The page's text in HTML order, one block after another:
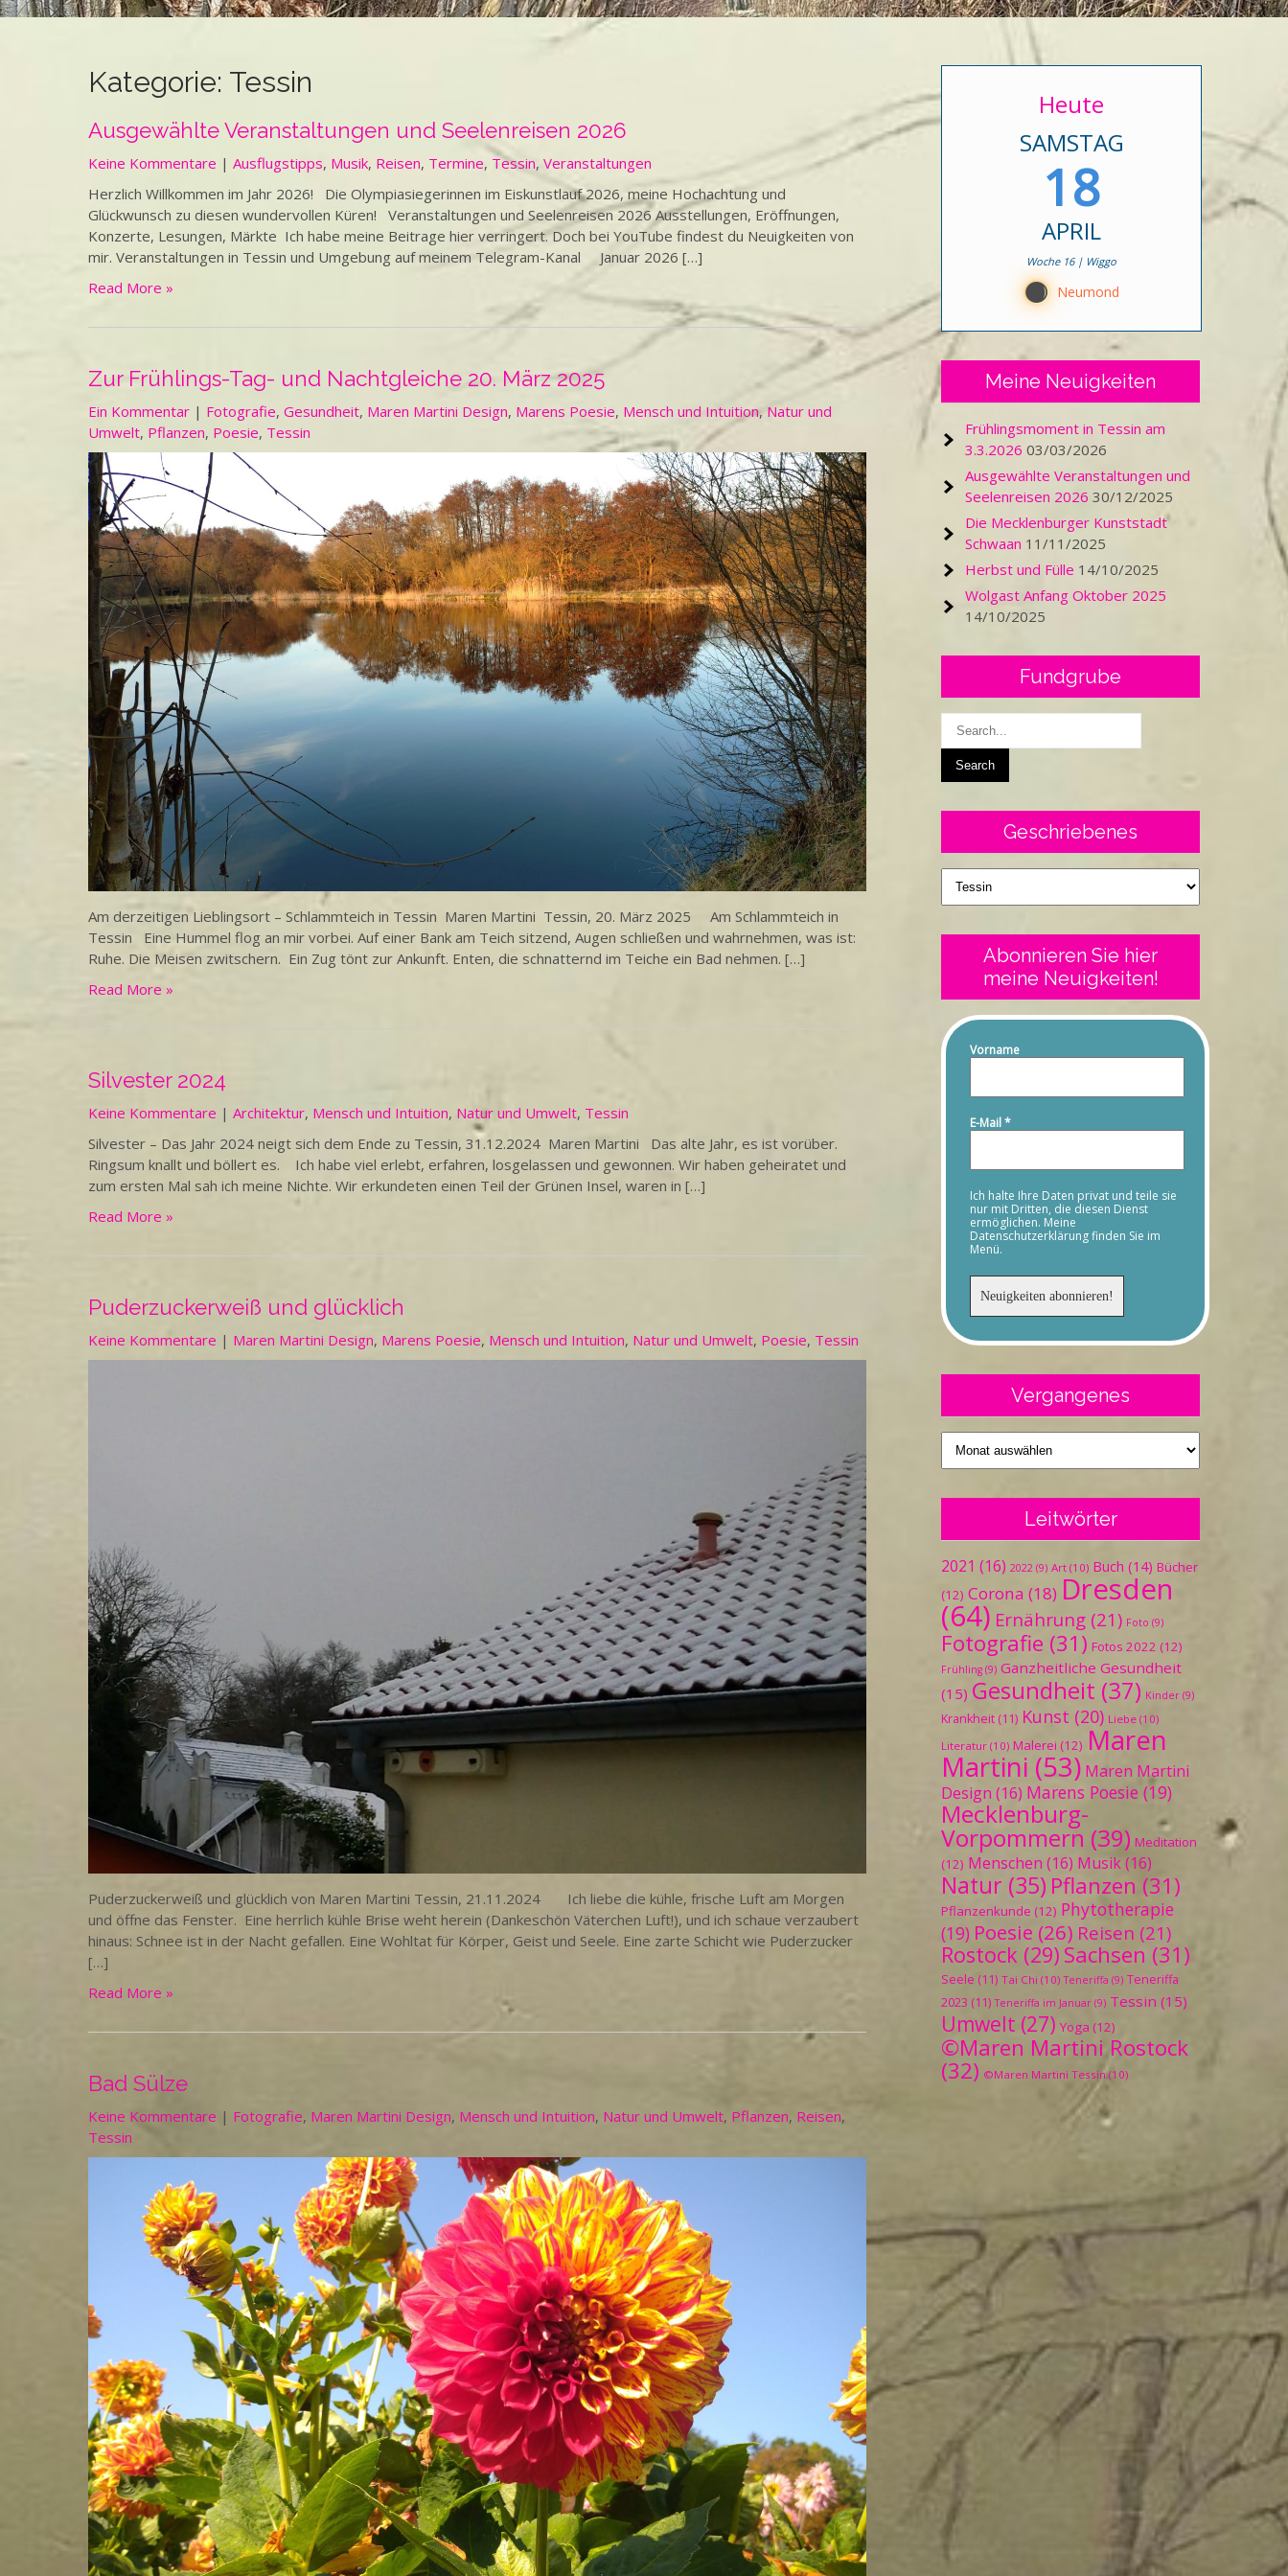
Kategorie: Tessin
Ausgewählte Veranstaltungen und Seelenreisen 2026
Keine Kommentare | Ausflugstipps, Musik, Reisen, Termine, Tessin, Veranstaltungen
Herzlich Willkommen im Jahr 2026! Die Olympiasiegerinnen im Eiskunstlauf 2026, meine Hochachtung und
Glückwunsch zu diesen wundervollen Küren! Veranstaltungen und Seelenreisen 2026 Ausstellungen, Eröffnungen,
Konzerte, Lesungen, Märkte Ich habe meine Beitrage hier verringert. Doch bei YouTube findest du Neuigkeiten von
mir. Veranstaltungen in Tessin und Umgebung auf meinem Telegram-Kanal Januar 2026 […]
Read More »
Zur Frühlings-Tag- und Nachtgleiche 20. März 2025
Ein Kommentar | Fotografie, Gesundheit, Maren Martini Design, Marens Poesie, Mensch und Intuition, Natur und
Umwelt, Pflanzen, Poesie, Tessin
Am derzeitigen Lieblingsort – Schlammteich in Tessin Maren Martini Tessin, 20. März 2025 Am Schlammteich in
Tessin Eine Hummel flog an mir vorbei. Auf einer Bank am Teich sitzend, Augen schließen und wahrnehmen, was ist:
Ruhe. Die Meisen zwitschern. Ein Zug tönt zur Ankunft. Enten, die schnatternd im Teiche ein Bad nehmen. […]
Read More »
Silvester 2024
Keine Kommentare | Architektur, Mensch und Intuition, Natur und Umwelt, Tessin
Silvester – Das Jahr 2024 neigt sich dem Ende zu Tessin, 31.12.2024 Maren Martini Das alte Jahr, es ist vorüber.
Ringsum knallt und böllert es. Ich habe viel erlebt, erfahren, losgelassen und gewonnen. Wir haben geheiratet und
zum ersten Mal sah ich meine Nichte. Wir erkundeten einen Teil der Grünen Insel, waren in […]
Read More »
Puderzuckerweiß und glücklich
Keine Kommentare | Maren Martini Design, Marens Poesie, Mensch und Intuition, Natur und Umwelt, Poesie, Tessin
Puderzuckerweiß und glücklich von Maren Martini Tessin, 21.11.2024 Ich liebe die kühle, frische Luft am Morgen
und öffne das Fenster. Eine herrlich kühle Brise weht herein (Dankeschön Väterchen Luft!), und ich schaue verzaubert
hinaus: Schnee ist in der Nacht gefallen. Eine Wohltat für Körper, Geist und Seele. Eine zarte Schicht wie Puderzucker
[…]
Read More »
Bad Sülze
Keine Kommentare | Fotografie, Maren Martini Design, Mensch und Intuition, Natur und Umwelt, Pflanzen, Reisen,
Tessin
Heute
SAMSTAG
18
APRIL
Woche 16 | Wiggo
B Neumond
Meine Neuigkeiten
Frühlingsmoment in Tessin am
3.3.2026 03/03/2026
Ausgewählte Veranstaltungen und
Seelenreisen 2026 30/12/2025
Die Mecklenburger Kunststadt
Schwaan 11/11/2025
Herbst und Fülle 14/10/2025
Wolgast Anfang Oktober 2025
14/10/2025
Fundgrube
Geschriebenes
Geschriebenes
Abonnieren Sie hier
meine Neuigkeiten!
Vorname
E-Mail*
Ich halte Ihre Daten privat und teile sie
nur mit Dritten, die diesen Dienst
ermöglichen. Meine
Datenschutzerklärung finden Sie im
Menü.
Vergangenes
Vergangenes
Leitwörter
2021 (16) 2022 (9) Art (10) Buch (14) Bücher
(12) Corona (18) Dresden
(64) Ernährung (21) Foto (9)
Fotografie (31) Fotos 2022 (12)
Frühling (9) Ganzheitliche Gesundheit
(15) Gesundheit (37) Kinder (9)
Krankheit (11) Kunst (20) Liebe (10)
Literatur (10) Malerei (12) Maren
Martini (53) Maren Martini
Design (16) Marens Poesie (19)
Mecklenburg-
Vorpommern (39) Meditation
(12) Menschen (16) Musik(16)
Natur (35) Pflanzen (31)
Pflanzenkunde (12) Phytotherapie
(19) Poesie (26) Reisen (21)
Rostock (29) Sachsen (31)
Seele (11) Tai Chi (10) Teneriffa (9) Teneriffa
2023 (11) Teneriffa im Januar (9) Tessin (15)
Umwelt (27) Yoga (12)
©Maren Martini Rostock
(32) ©Maren Martini Tessin(10)